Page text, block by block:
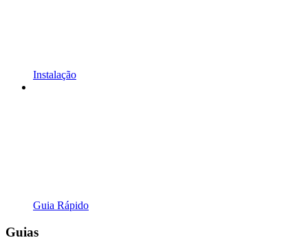
Instalação
Guia Rápido
Guias